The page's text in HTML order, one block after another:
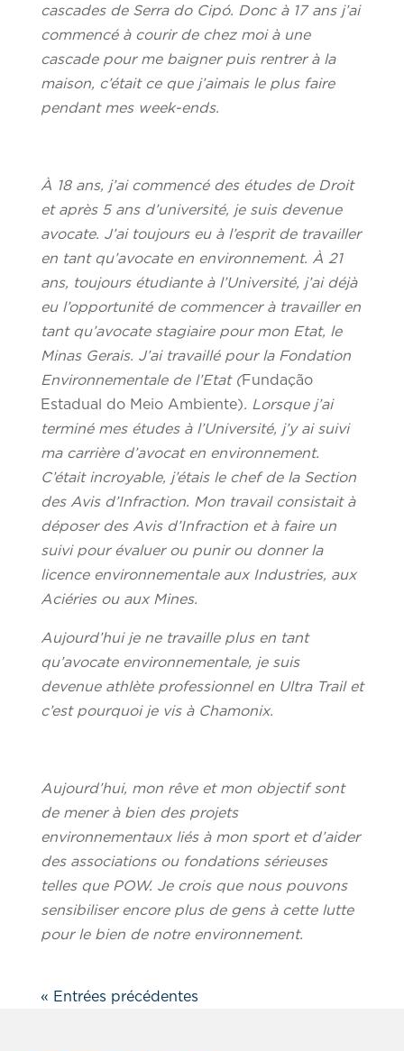
cascades de Serra do Cipó. Donc à 17 ans j’ai
commencé à courir de chez moi à une
cascade pour me baigner puis rentrer à la
maison, c’était ce que j’aimais le plus faire
pendant mes week-ends.
À 18 ans, j’ai commencé des études de Droit
et après 5 ans d’université, je suis devenue
avocate. J’ai toujours eu à l’esprit de travailler
en tant qu’avocate en environnement. À 21
ans, toujours étudiante à l’Université, j’ai déjà
eu l’opportunité de commencer à travailler en
tant qu’avocate stagiaire pour mon Etat, le
Minas Gerais. J’ai travaillé pour la Fondation
Environnementale de l’Etat (Fundação
Estadual do Meio Ambiente). Lorsque j’ai
terminé mes études à l’Université, j’y ai suivi
ma carrière d’avocat en environnement.
C’était incroyable, j’étais le chef de la Section
des Avis d’Infraction. Mon travail consistait à
déposer des Avis d’Infraction et à faire un
suivi pour évaluer ou punir ou donner la
licence environnementale aux Industries, aux
Aciéries ou aux Mines.
Aujourd’hui je ne travaille plus en tant
qu’avocate environnementale, je suis
devenue athlète professionnel en Ultra Trail et
c’est pourquoi je vis à Chamonix.
Aujourd’hui, mon rêve et mon objectif sont
de mener à bien des projets
environnementaux liés à mon sport et d’aider
des associations ou fondations sérieuses
telles que POW. Je crois que nous pouvons
sensibiliser encore plus de gens à cette lutte
pour le bien de notre environnement.
« Entrées précédentes